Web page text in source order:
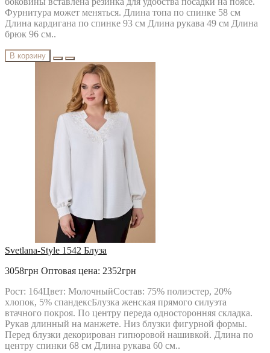
TAIER
TEFFI
TENSI
TEZA
URS
VESNALETTO
VILENA FASHION
VITTORIA QUEEN
БелЭльСтиль
ОРХИДЕЯ
РАСПРОДАЖА
Твой Имидж
Фурнитура может меняться. Длина топа по спинке 58 см
Длина кардигана по спинке 93 см Длина рукава 49 см Длина
брюк 96 см..
В корзину
Svetlana-Style 1542 Блуза
3058грн Оптовая цена: 2352грн
Рост: 164Цвет: МолочныйСостав: 75% полиэстер, 20%
хлопок, 5% спандексБлузка женская прямого силуэта
втачного покроя. По центру переда односторонняя складка.
Рукав длинный на манжете. Низ блузки фигурной формы.
Перед блузки декорирован гипюровой нашивкой. Длина по
центру спинки 68 см Длина рукава 60 см..